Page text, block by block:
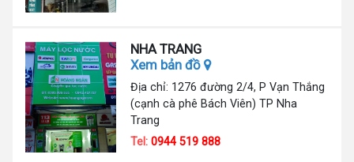
NHA TRANG
Xem bản đồ
Địa chỉ: 1276 đường 2/4, P Vạn Thắng
(cạnh cà phê Bách Viên) TP Nha
Trang
Tel:0944 519 888